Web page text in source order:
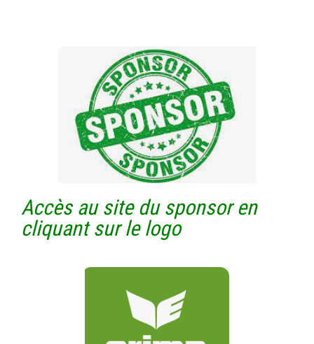
Accès au site du sponsor en
cliquant sur le logo